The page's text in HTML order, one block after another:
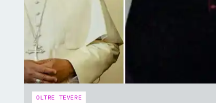
OLTRE TEVERE